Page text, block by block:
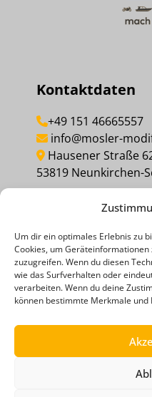
Um dir ein optimales Erlebnis zu
Cookies, um
zuzugreifen. Wenn du diesen
wie das Surfverhalten oder
verarbeiten. Wenn du deine
können bestimmte Merkmale
Kontaktdaten
+49 151 46665557
info@mosler-
Hausener Straße
53819 Neunkirchen-
MEINEN KAUF
Social Media
ZAHLUNGSMETHODEN